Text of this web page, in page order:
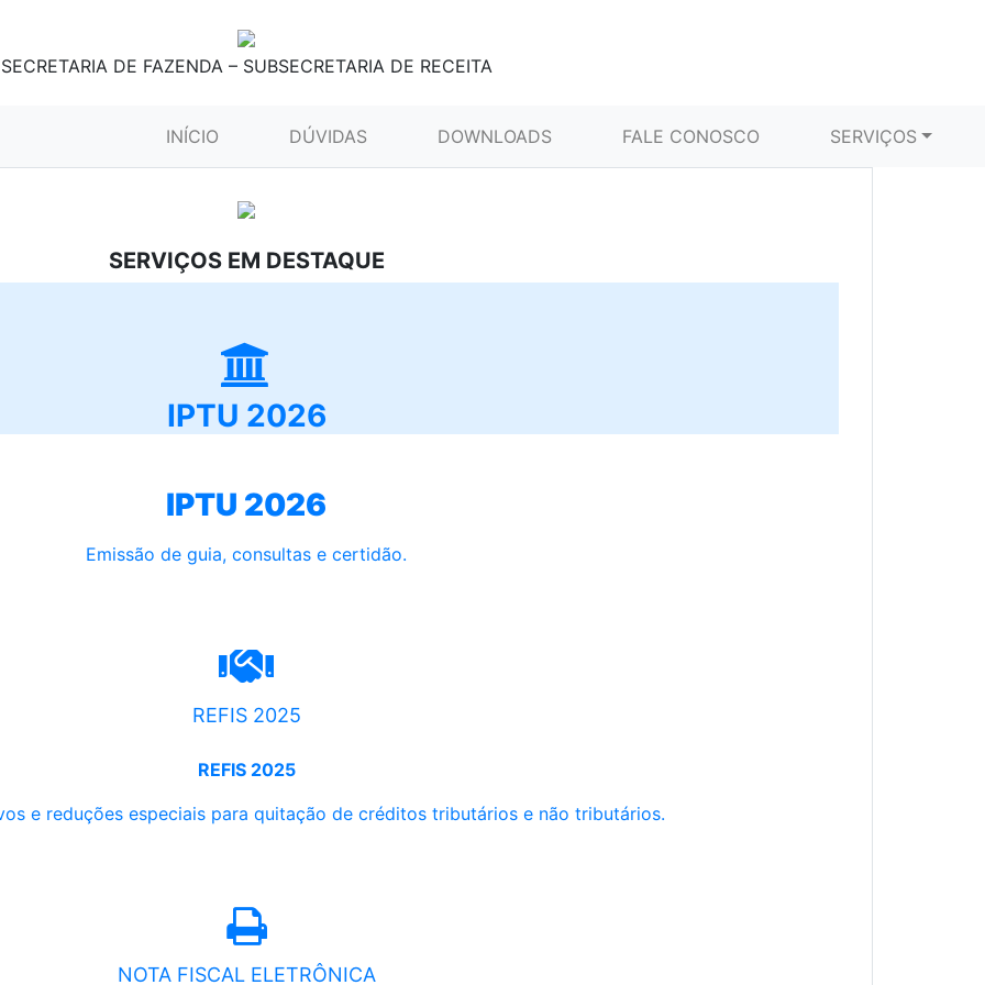
SECRETARIA DE FAZENDA – SUBSECRETARIA DE RECEITA
INÍCIO (CURRENT)DÚVIDAS DOWNLOADS FALE CONOSCO SERVIÇOS
SERVIÇOS EM DESTAQUE
IPTU 2026
IPTU 2026
Emissão de guia, consultas e certidão.
REFIS 2025
REFIS 2025
e reduções especiais para quitação de créditos tributários e não tributários.
NOTA FISCAL ELETRÔNICA